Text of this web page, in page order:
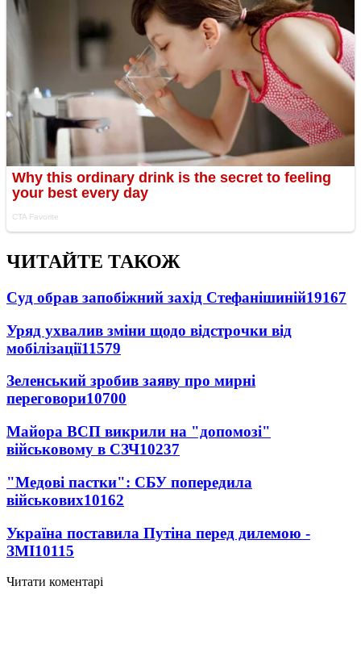
ЧИТАЙТЕ ТАКОЖ
Суд обрав запобіжний захід Стефанішиній19167
Уряд ухвалив зміни щодо відстрочки від
мобілізації11579
Зеленський зробив заяву про мирні
переговори10700
Майора ВСП викрили на "допомозі"
військовому в СЗЧ10237
"Медові пастки": СБУ попередила
військових10162
Україна поставила Путіна перед дилемою -
ЗМІ10115
Читати коментарі